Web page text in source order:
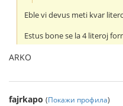
Eble vi devus meti kvar
Estus bone se la 4 literoj
ARKO
fajrkapo (Покажи профила)